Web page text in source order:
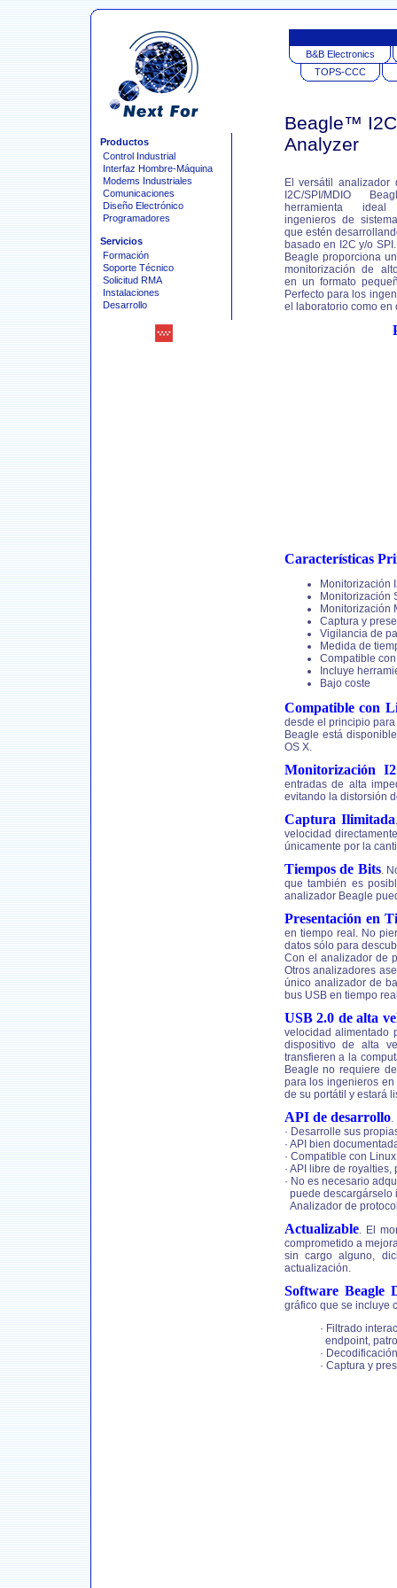
Productos
Control Industrial
Interfaz Hombre-Máquina
Modems Industriales
Comunicaciones
Diseño Electrónico
Programadores
Servicios
Formación
Soporte Técnico
Solicitud RMA
Instalaciones
Desarrollo
B&B Electronics
TOPS-CCC
Beagle™
Analyzer
El versátil analizador
I2C/SPI/MDIO
herramienta
ingenieros de
que estén
basado en I2C y/o
Beagle proporciona
monitorización de
en un formato
Perfecto para los
el laboratorio como en
Características
Monitorización
Monitorización
Monitorización
Captura y
Vigilancia de
Medida de
Compatible
Incluye
Bajo coste
Compatible con
desde el principio
Beagle está
OS X.
Monitorización
entradas de alta
evitando la distorsión
Captura Ilimitada
velocidad
únicamente por la
Tiempos de Bits.
que también es
analizador Beagle
Presentación en
en tiempo real. No
datos sólo para
Con el analizador de
Otros analizadores
único analizador de
bus USB en tiempo
USB 2.0 de alta
velocidad alimentado
dispositivo de alta
transfieren a la
Beagle no requiere
para los ingenieros
de su portátil y estará
API de desarrollo.
· Desarrolle sus
· API bien
· Compatible con
· API libre de
· No es necesario
puede descargárselo
Analizador de
Actualizable. El
comprometido a
sin cargo alguno,
actualización.
Software Beagle
gráfico que se incluye
· Filtrado
endpoint,
·
· Captura y